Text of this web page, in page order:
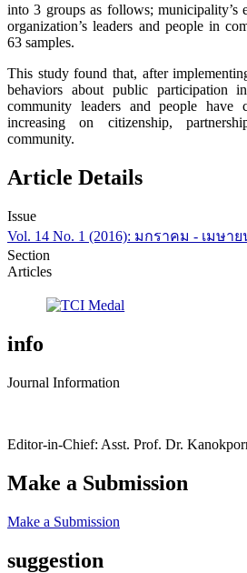
into 3 groups as follows; municipality’s
organization’s leaders and people in
63 samples.
This study found that, after
behaviors about public participation
community leaders and people have
increasing on citizenship,
community.
Article Details
Issue
Vol. 14 No. 1 (2016): มกราคม - เมษาย
Section
Articles
info
Journal Information
Editor-in-Chief: Asst. Prof. Dr.
Make a Submission
Make a Submission
suggestion